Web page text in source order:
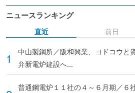
ニュースランキング
直近
中山製鋼所／阪和興業、ヨドコウと
弁新電炉建設へ...
普通鋼電炉１１社の４～６月期／６
前日